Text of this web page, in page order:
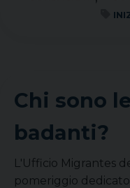
Chi sono
badanti?
L'Ufficio Migrantes
pomeriggio